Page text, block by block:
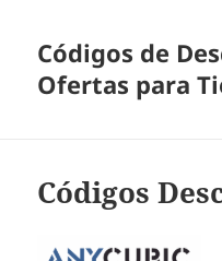
Códigos de
Ofertas para
Códigos